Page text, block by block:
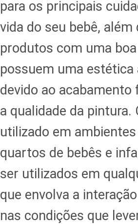
para os principais
vida do seu bebê, além
produtos com uma
possuem uma estética
devido ao acabamento
a qualidade da pintura.
utilizado em
quartos de bebês e
ser utilizados em
que envolva a
nas condições que